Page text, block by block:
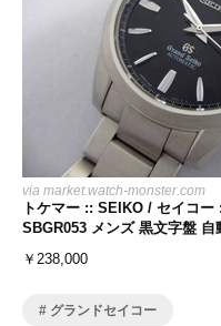
via market.watch-monster.com
トケマー :: SEIKO / セイコ
SBGR053 メンズ 黒文字盤 自
￥ 238,000
グランドセイコー